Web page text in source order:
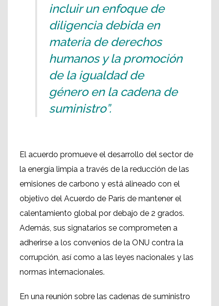
incluir un enfoque de
diligencia debida en
materia de derechos
humanos y la promoción
de la igualdad de
género en la cadena de
suministro”.
El acuerdo promueve el desarrollo del sector de
la energía limpia a través de la reducción de las
emisiones de carbono y está alineado con el
objetivo del Acuerdo de París de mantener el
calentamiento global por debajo de 2 grados.
Además, sus signatarios se comprometen a
adherirse a los convenios de la ONU contra la
corrupción, así como a las leyes nacionales y las
normas internacionales.
En una reunión sobre las cadenas de suministro